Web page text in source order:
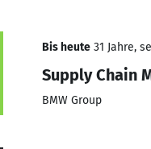
Bis heute 31 Jahre,
Supply Chain
BMW Group